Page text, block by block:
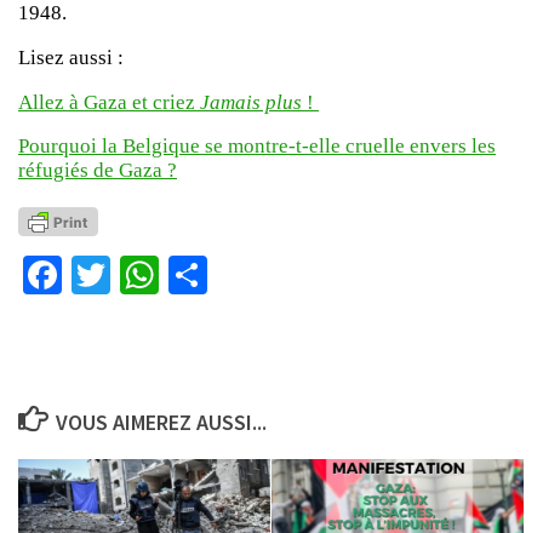
1948.
Lisez aussi :
Allez à Gaza et criez Jamais plus !
Pourquoi la Belgique se montre-t-elle cruelle envers les
réfugiés de Gaza ?
Facebook
TwitterWhatsApp
VOUS AIMEREZ AUSSI...